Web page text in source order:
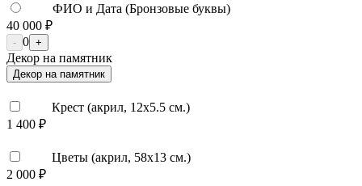
ФИО и Дата (Бронзовые буквы)
40 000 ₽
- 0 +
Декор на памятник
Декор на памятник
Крест (акрил, 12х5.5 см.)
1 400 ₽
Цветы (акрил, 58х13 см.)
2 000 ₽